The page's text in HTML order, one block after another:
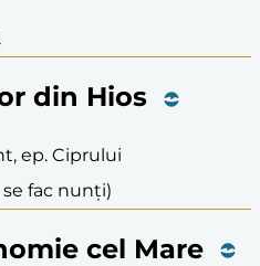
din Hios
ep. Ciprului
fac nunți)
cel Mare